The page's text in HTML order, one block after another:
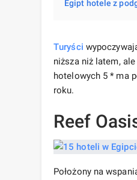
Egipt hotele z
Turyści
niższa niż latem,
hotelowych 5 * ma
roku.
Reef
Położony na